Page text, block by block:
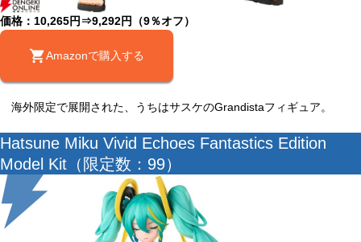
価格：10,265円⇒9,292円（9％オフ）
Amazonで購入する
海外限定で展開された、うちはサスケのGrandistaフィギュア。
Hatsune Miku Vivid Echoes Fantastics Edition
Model Kit（限定数：99）